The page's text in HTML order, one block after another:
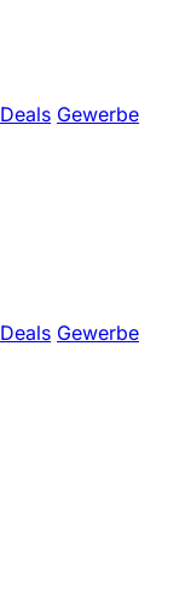
Deals Gewerbe
Deals Gewerbe